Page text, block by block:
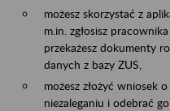
możesz skorzystać z
m.in. zgłosisz
przekażesz dokumenty
danych z bazy ZUS,
możesz złożyć wniosek
niezaleganiu i odebrać go